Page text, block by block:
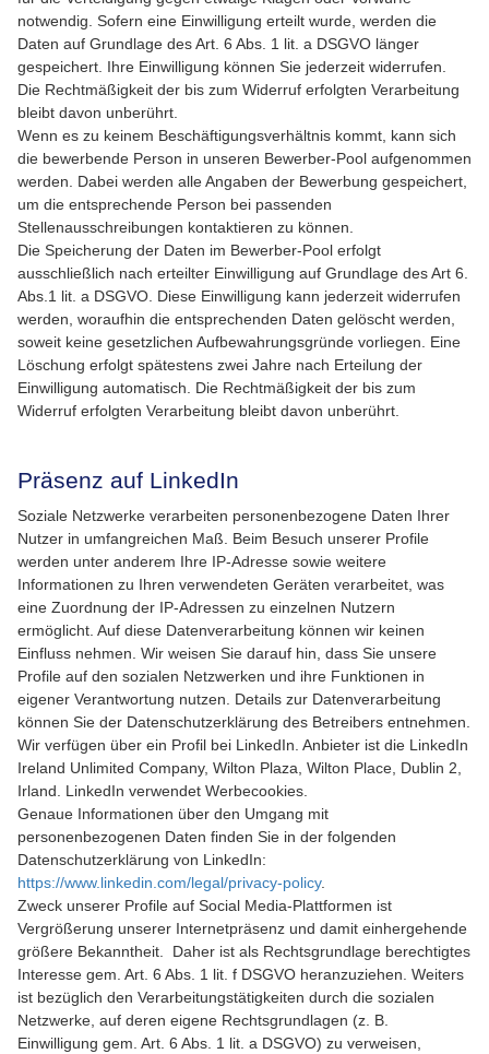
notwendig. Sofern eine Einwilligung erteilt wurde, werden die
Daten auf Grundlage des Art. 6 Abs. 1 lit. a DSGVO länger
gespeichert. Ihre Einwilligung können Sie jederzeit widerrufen.
Die Rechtmäßigkeit der bis zum Widerruf erfolgten Verarbeitung
bleibt davon unberührt.
Wenn es zu keinem Beschäftigungsverhältnis kommt, kann sich
die bewerbende Person in unseren Bewerber-Pool aufgenommen
werden. Dabei werden alle Angaben der Bewerbung gespeichert,
um die entsprechende Person bei passenden
Stellenausschreibungen kontaktieren zu können.
Die Speicherung der Daten im Bewerber-Pool erfolgt
ausschließlich nach erteilter Einwilligung auf Grundlage des Art 6.
Abs.1 lit. a DSGVO. Diese Einwilligung kann jederzeit widerrufen
werden, woraufhin die entsprechenden Daten gelöscht werden,
soweit keine gesetzlichen Aufbewahrungsgründe vorliegen. Eine
Löschung erfolgt spätestens zwei Jahre nach Erteilung der
Einwilligung automatisch. Die Rechtmäßigkeit der bis zum
Widerruf erfolgten Verarbeitung bleibt davon unberührt.
Präsenz auf LinkedIn
Soziale Netzwerke verarbeiten personenbezogene Daten Ihrer
Nutzer in umfangreichen Maß. Beim Besuch unserer Profile
werden unter anderem Ihre IP-Adresse sowie weitere
Informationen zu Ihren verwendeten Geräten verarbeitet, was
eine Zuordnung der IP-Adressen zu einzelnen Nutzern
ermöglicht. Auf diese Datenverarbeitung können wir keinen
Einfluss nehmen. Wir weisen Sie darauf hin, dass Sie unsere
Profile auf den sozialen Netzwerken und ihre Funktionen in
eigener Verantwortung nutzen. Details zur Datenverarbeitung
können Sie der Datenschutzerklärung des Betreibers entnehmen.
Wir verfügen über ein Profil bei LinkedIn. Anbieter ist die LinkedIn
Ireland Unlimited Company, Wilton Plaza, Wilton Place, Dublin 2,
Irland. LinkedIn verwendet Werbecookies.
Genaue Informationen über den Umgang mit
personenbezogenen Daten finden Sie in der folgenden
Datenschutzerklärung von LinkedIn:
https://www.linkedin.com/legal/privacy-policy.
Zweck unserer Profile auf Social Media-Plattformen ist
Vergrößerung unserer Internetpräsenz und damit einhergehende
größere Bekanntheit. Daher ist als Rechtsgrundlage berechtigtes
Interesse gem. Art. 6 Abs. 1 lit. f DSGVO heranzuziehen. Weiters
ist bezüglich den Verarbeitungstätigkeiten durch die sozialen
Netzwerke, auf deren eigene Rechtsgrundlagen (z. B.
Einwilligung gem. Art. 6 Abs. 1 lit. a DSGVO) zu verweisen,